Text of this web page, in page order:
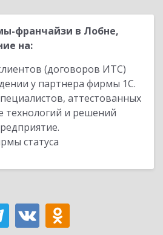
франчайзи в Лобне,
на:
(договоров ИТС)
у партнера фирмы 1С.
аттестованных
технологий и решений
статуса